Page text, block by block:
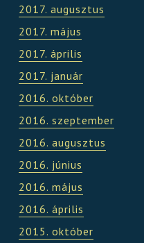
2017. augusztus
2017. május
2017. április
2017. január
2016. október
2016. szeptember
2016. augusztus
2016. június
2016. május
2016. április
2015. október